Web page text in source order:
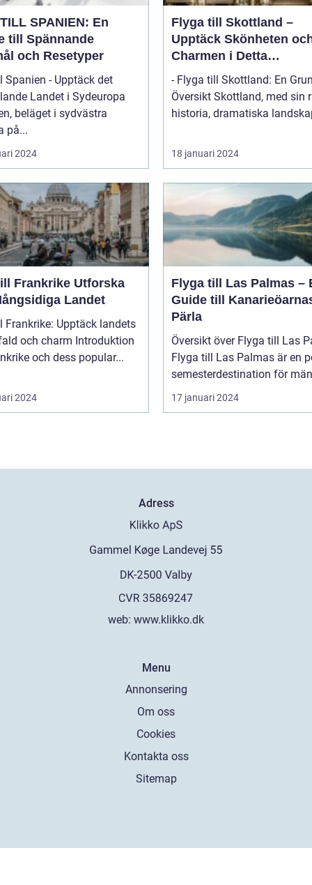
SPANIEN: En
till Spännande
och Resetyper
Spanien - Upptäck det
Landet i Sydeuropa
beläget i sydvästra
på...
2024
Flyga till Skottland –
Upptäck Skönheten
Charmen i Detta
Fascinerande Land
- Flyga till Skottland: En
Översikt Skottland, med sin rika
historia, dramatiska
18 januari 2024
Utforska
Landet
Frankrike: Upptäck landets
charm Introduktion
och dess popular...
2024
Flyga till Las Palmas –
Guide till
Pärla
Översikt över Flyga till Las
Flyga till Las Palmas är en
semesterdestination för
17 januari 2024
Adress
web: www.klikko.dk
Menu
Annonsering
Om oss
Cookies
Kontakta oss
Sitemap